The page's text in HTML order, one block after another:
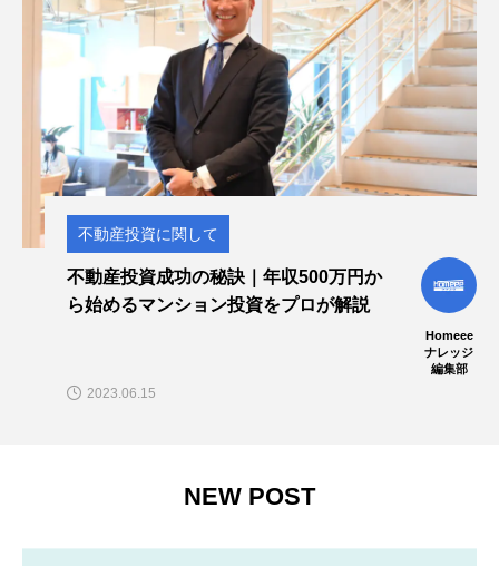
不動産投資に関して
不動産投資成功の秘訣｜年収500万円か
ら始めるマンション投資をプロが解説
Homeee
ナレッジ
編集部
2023.06.15
NEW POST